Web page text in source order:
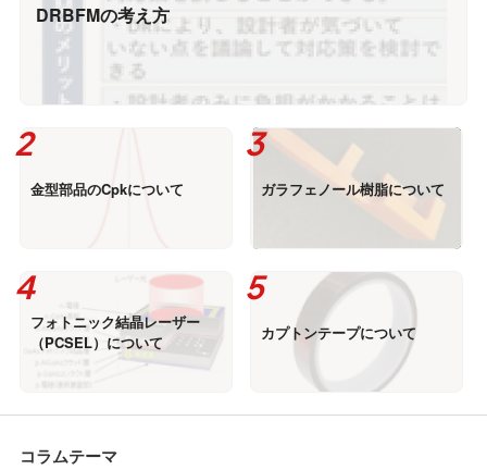
DRBFMの考え方
金型部品のCpkについて ガラフェノール樹脂について
フォトニック結晶レーザー
（PCSEL）について
カプトンテープについて
コラムテーマ